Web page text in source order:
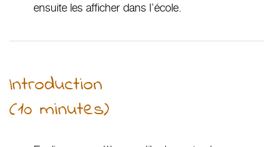
ensuite les afficher dans l’école.
Introduction
(10 minutes)